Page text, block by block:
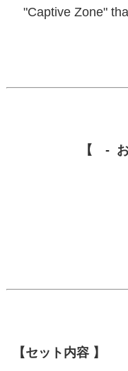
"Captive Zone"
【 ‐
【セット内容 】